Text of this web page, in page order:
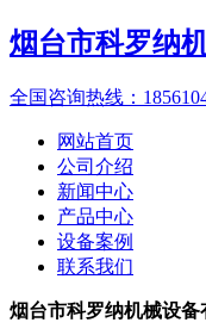
烟台市科罗纳
全国咨询热线：
网站首页
公司介绍
新闻中心
产品中心
设备案例
联系我们
烟台市科罗纳机械设备